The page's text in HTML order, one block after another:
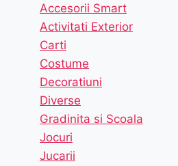
Accesorii Smart
Activitati Exterior
Carti
Costume
Decoratiuni
Diverse
Gradinita si Scoala
Jocuri
Jucarii